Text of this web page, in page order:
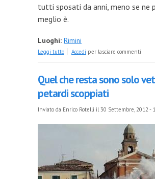
tutti sposati da anni, meno se ne
meglio è.
Luoghi: Rimini
Leggi tutto su Renzi e gli amici di destra che
Accedi per lasciare commenti
Quel che resta sono solo
petardi scoppiati
Inviato da Enrico Rotelli il 30 Settembre, 2012 -